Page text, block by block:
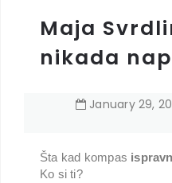
Maja
nikada
January 29,
Šta kad kompas
Ko si ti?